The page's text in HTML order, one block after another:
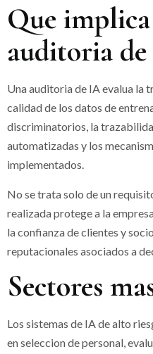
Que
auditoria
Una auditoria de IA evalua la
calidad de los datos de
discriminatorios, la
automatizadas y los
implementados.
No se trata solo de un
realizada protege a la
la confianza de clientes y
reputacionales asociados a
Sectores
Los sistemas de IA de alto
en seleccion de personal,